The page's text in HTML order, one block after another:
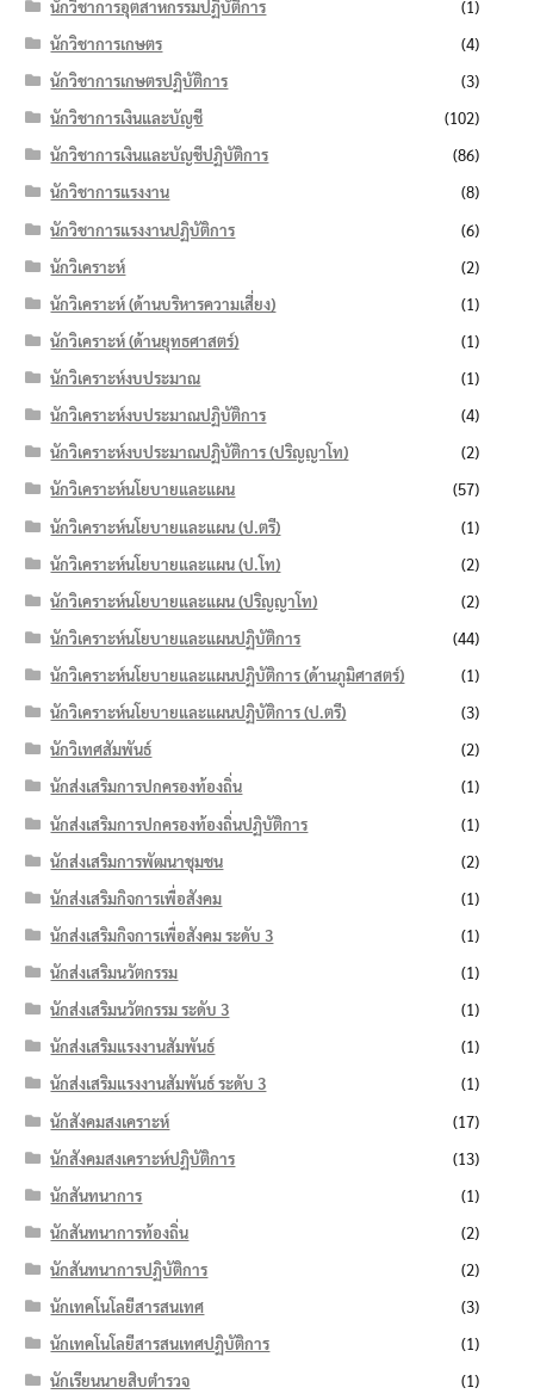
นักวิชาการอุตสาหกรรมปฏิบัติการ
(1)
นักวิชาการเกษตร
(4)
นักวิชาการเกษตรปฏิบัติการ
(3)
นักวิชาการเงินและบัญชี
(102)
นักวิชาการเงินและบัญชีปฏิบัติการ
(86)
นักวิชาการแรงงาน
(8)
นักวิชาการแรงงานปฏิบัติการ
(6)
นักวิเคราะห์
(2)
นักวิเคราะห์ (ด้านบริหารความเสี่ยง)
(1)
นักวิเคราะห์ (ด้านยุทธศาสตร์)
(1)
นักวิเคราะห์งบประมาณ
(1)
นักวิเคราะห์งบประมาณปฏิบัติการ
(4)
นักวิเคราะห์งบประมาณปฏิบัติการ (ปริญญาโท)
(2)
นักวิเคราะห์นโยบายและแผน
(57)
นักวิเคราะห์นโยบายและแผน (ป.ตรี)
(1)
นักวิเคราะห์นโยบายและแผน (ป.โท)
(2)
นักวิเคราะห์นโยบายและแผน (ปริญญาโท)
(2)
นักวิเคราะห์นโยบายและแผนปฏิบัติการ
(44)
นักวิเคราะห์นโยบายและแผนปฏิบัติการ (ด้านภูมิศาสตร์)
(1)
นักวิเคราะห์นโยบายและแผนปฏิบัติการ (ป.ตรี)
(3)
นักวิเทศสัมพันธ์
(2)
นักส่งเสริมการปกครองท้องถิ่น
(1)
นักส่งเสริมการปกครองท้องถิ่นปฏิบัติการ
(1)
นักส่งเสริมการพัฒนาชุมชน
(2)
นักส่งเสริมกิจการเพื่อสังคม
(1)
นักส่งเสริมกิจการเพื่อสังคม ระดับ 3
(1)
นักส่งเสริมนวัตกรรม
(1)
นักส่งเสริมนวัตกรรม ระดับ 3
(1)
นักส่งเสริมแรงงานสัมพันธ์
(1)
นักส่งเสริมแรงงานสัมพันธ์ ระดับ 3
(1)
นักสังคมสงเคราะห์
(17)
นักสังคมสงเคราะห์ปฏิบัติการ
(13)
นักสันทนาการ
(1)
นักสันทนาการท้องถิ่น
(2)
นักสันทนาการปฏิบัติการ
(2)
นักเทคโนโลยีสารสนเทศ
(3)
นักเทคโนโลยีสารสนเทศปฏิบัติการ
(1)
นักเรียนนายสิบตำรวจ
(1)